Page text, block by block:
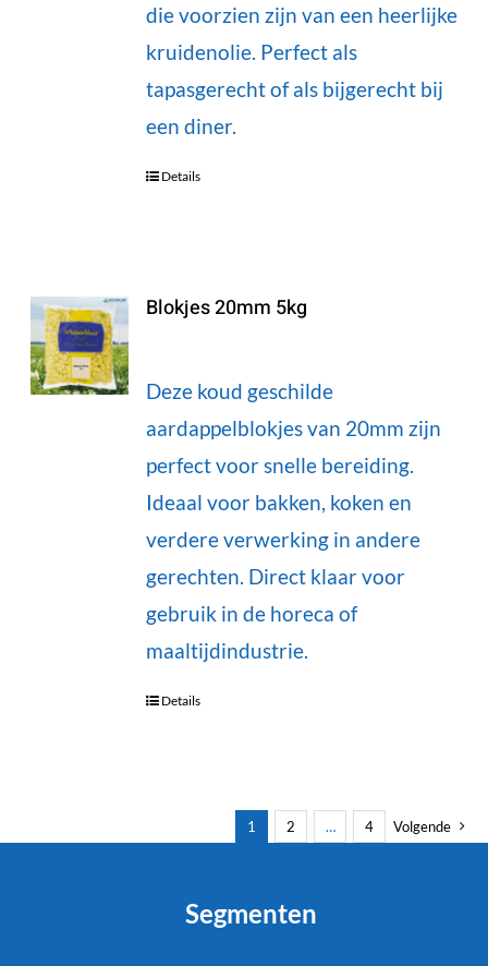
die voorzien zijn van een heerlijke
kruidenolie. Perfect als
tapasgerecht of als bijgerecht bij
een diner.
Details
Blokjes 20mm 5kg
Deze koud geschilde
aardappelblokjes van 20mm zijn
perfect voor snelle bereiding.
Ideaal voor bakken, koken en
verdere verwerking in andere
gerechten. Direct klaar voor
gebruik in de horeca of
maaltijdindustrie.
Details
1 2 … 4 Volgende
Segmenten